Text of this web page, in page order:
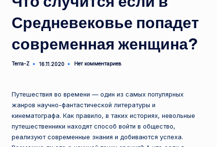
Z
-
Н
е
з
в
е
с
Средневековье попадет
современная женщина?
Запись
Terra-Z 16.11.2020 Нет комментариев
Путешествия во времени — один из самых популярных
жанров научно-фантастической литературы и
кинематографа. Как правило, в таких историях, невольные
путешественники находят способ войти в общество,
реализуют современные знания и добиваются успеха.